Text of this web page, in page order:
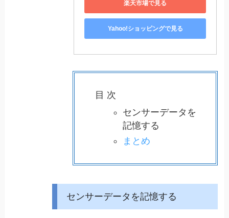
楽天市場で見る
Yahoo!ショッピングで見る
目 次
センサーデータを
記憶する
まとめ
センサーデータを記憶する